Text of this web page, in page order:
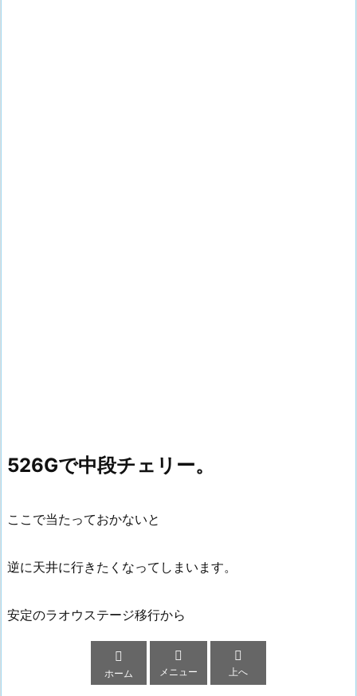
526Gで中段チェリー。
ここで当たっておかないと
逆に天井に行きたくなってしまいます。
安定のラオウステージ移行から

ホーム

メニュー

上へ